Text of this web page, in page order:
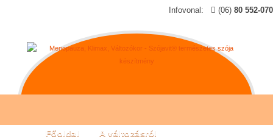
Infovonal: (06) 80 552-070
Főoldal A változásról